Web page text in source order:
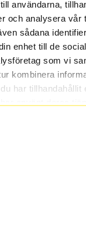
användarna,
och analysera vår
sådana
enhet till de
som vi
kombinera
har tillhandahållit
däck min
för att
Om du
fälgar, se
dimension som